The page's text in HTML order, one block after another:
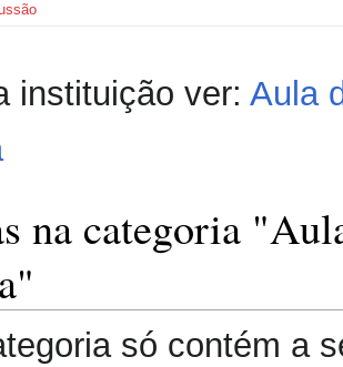
instituição ver: Aula
na categoria
só contém a